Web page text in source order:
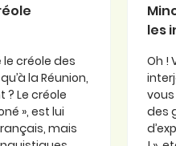
créole des
la Réunion,
? Le créole
», est lui
mais
les
Oh !
des